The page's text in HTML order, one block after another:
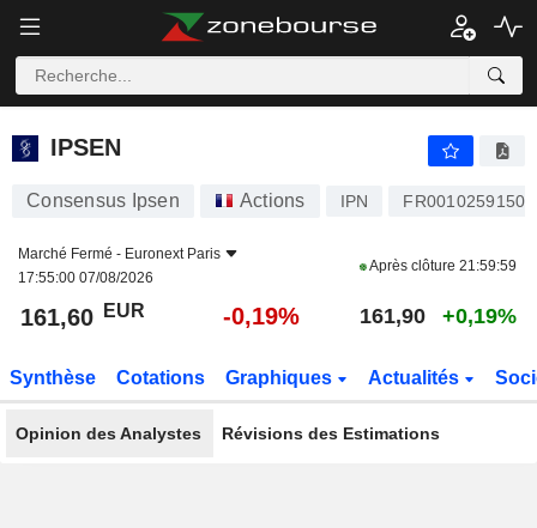
IPSEN
IPSEN
Consensus Ipsen Actions IPN FR0010259150
Marché Fermé - Euronext Paris
17:55:00 07/08/2026
Après clôture 21:59:59
161,60 EUR -0,19% 161,90 +0,19%
Synthèse Cotations Graphiques Actualités
Opinion des Analystes Révisions des Estimations